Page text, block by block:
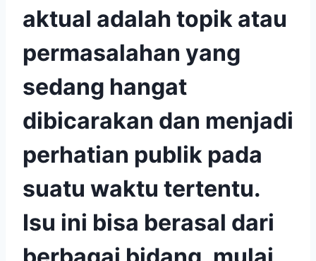
aktual adalah topik atau
permasalahan yang
sedang hangat
dibicarakan dan menjadi
perhatian publik pada
suatu waktu tertentu.
Isu ini bisa berasal dari